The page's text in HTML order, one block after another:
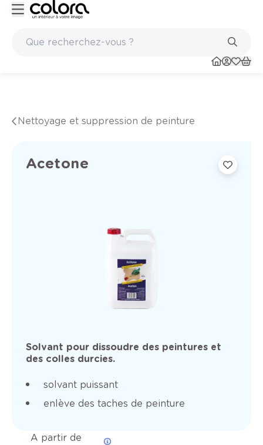
Nettoyage et suppression de peinture
Acetone
Solvant pour dissoudre des peintures et
des colles durcies.
solvant puissant
enlève des taches de peinture
A partir de